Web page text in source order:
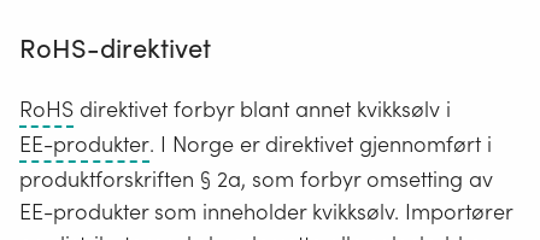
RoHS-direktivet
RoHSRoHS
står
for
Restrictions
direktivet forbyr blant annet kvikksølv i
EE-produkterElektriske
og
elektroniske
. I Norge er direktivet gjennomført i
produktforskriften § 2a, som forbyr omsetting av
EE-produkter som inneholder kvikksølv. Importører